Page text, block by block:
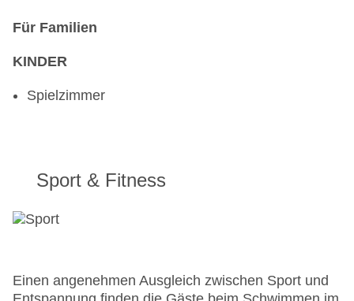
Für Familien
KINDER
Spielzimmer
Sport & Fitness
Einen angenehmen Ausgleich zwischen Sport und